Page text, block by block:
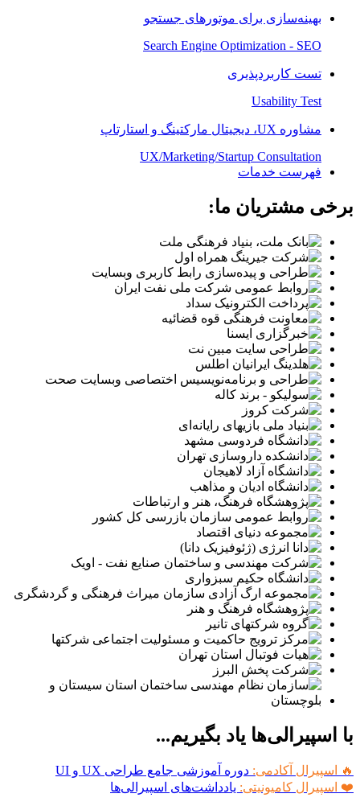
بهینه‌سازی برای موتورهای جستجو
Search Engine Optimization - SEO
تست کاربردپذیری
Usability Test
مشاوره UX، دیجیتال مارکتینگ و استارتاپ
UX/Marketing/Startup Consultation
فهرست خدمات
برخی مشتریان ما:
با اسپیرالی‌ها یاد بگیریم...
🔥 اسپیرال آکادمی: دوره آموزشی جامع طراحی UX و UI
❤️ اسپیرال کامیونیتی: یادداشت‌های اسپیرالی‌ها